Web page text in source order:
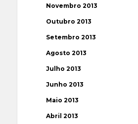
Novembro 2013
Outubro 2013
Setembro 2013
Agosto 2013
Julho 2013
Junho 2013
Maio 2013
Abril 2013